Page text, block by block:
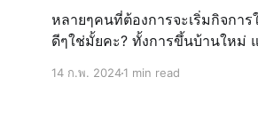
หลายๆคนที่ต้องการจะเริ่มกิจกา
ดีๆใช่มั้ยคะ? ทั้งการขึ้นบ้านใหม่
14 ก.พ. 20241 min read